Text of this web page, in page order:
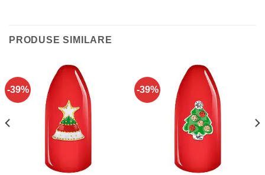
PRODUSE SIMILARE
-39% -39%